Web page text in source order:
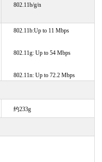
802.11b/g/n
802.11b:Up to 11 Mbps
802.11g: Up to 54 Mbps
802.11n: Up to 72.2 Mbps
约233g